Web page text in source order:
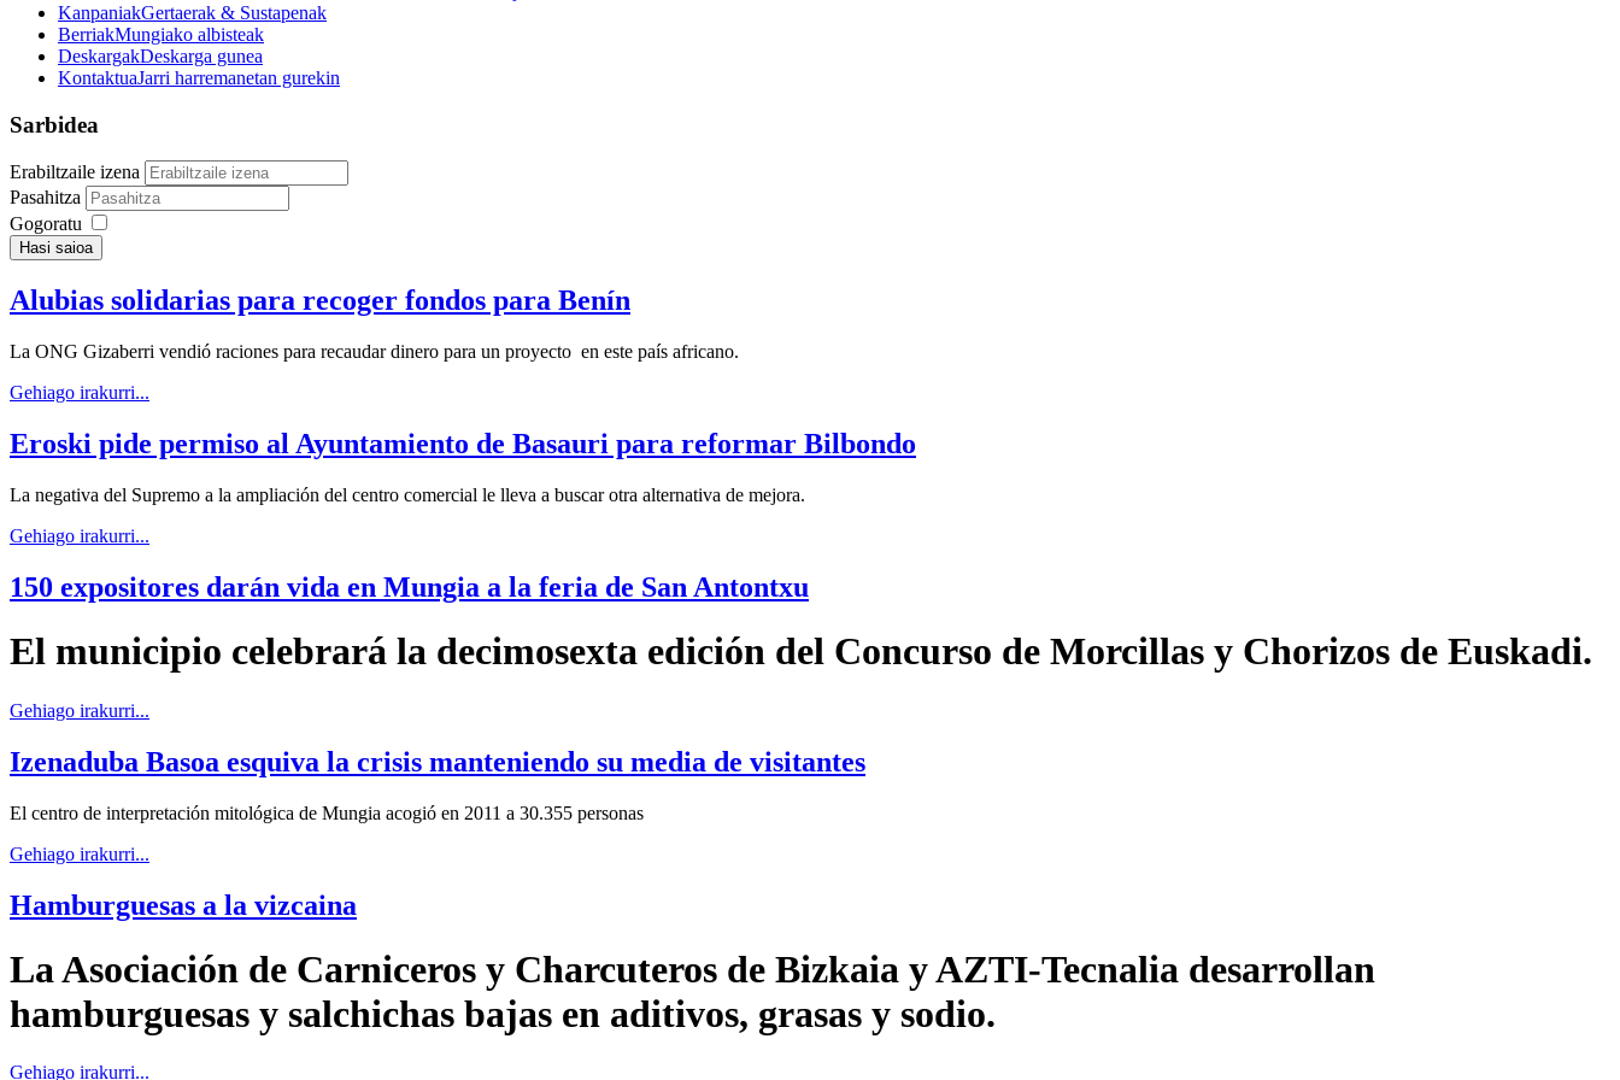
KanpaniakGertaerak & Sustapenak
BerriakMungiako albisteak
DeskargakDeskarga gunea
KontaktuaJarri harremanetan gurekin
Sarbidea
Erabiltzaile izena
Pasahitza
Gogoratu
Hasi saioa
Alubias solidarias para recoger fondos para Benín
La ONG Gizaberri vendió raciones para recaudar dinero para un proyecto en este país africano.
Gehiago irakurri...
Eroski pide permiso al Ayuntamiento de Basauri para reformar Bilbondo
La negativa del Supremo a la ampliación del centro comercial le lleva a buscar otra alternativa de mejora.
Gehiago irakurri...
150 expositores darán vida en Mungia a la feria de San Antontxu
El municipio celebrará la decimosexta edición del Concurso de Morcillas y Chorizos de Euskadi.
Gehiago irakurri...
Izenaduba Basoa esquiva la crisis manteniendo su media de visitantes
El centro de interpretación mitológica de Mungia acogió en 2011 a 30.355 personas
Gehiago irakurri...
Hamburguesas a la vizcaina
La Asociación de Carniceros y Charcuteros de Bizkaia y AZTI-Tecnalia desarrollan
hamburguesas y salchichas bajas en aditivos, grasas y sodio.
Gehiago irakurri...